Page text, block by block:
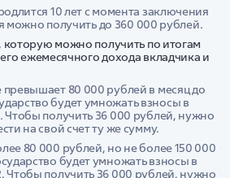
10 лет с момента заключения
можно получить до 360 000 рублей.
которую можно получить по итогам
ежемесячного дохода вкладчика и
превышает 80 000 рублей в месяц до
будет умножать взносы в
Чтобы получить 36 000 рублей, нужно
на свой счет ту же сумму.
80 000 рублей, но не более 150 000
будет умножать взносы в
Чтобы получить 36 000 рублей, нужно